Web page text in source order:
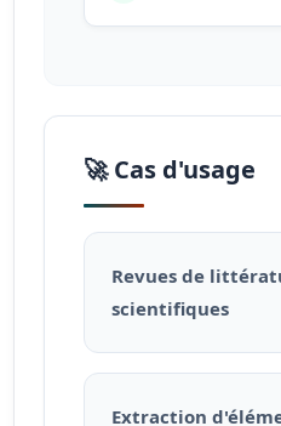
🚀 Cas d'usage
Revues de
scientifiques
Extraction